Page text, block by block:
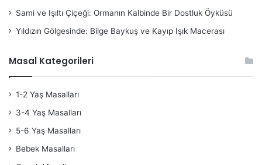
Sami ve Işıltı Çiçeği: Ormanın Kalbinde Bir Dostluk Öyküsü
Yıldızın Gölgesinde: Bilge Baykuş ve Kayıp Işık Macerası
Masal Kategorileri
1-2 Yaş Masalları
3-4 Yaş Masalları
5-6 Yaş Masalları
Bebek Masalları